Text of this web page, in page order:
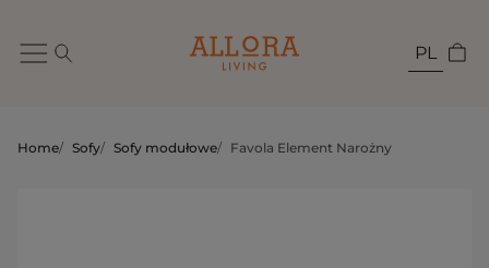
PL
Home/ Sofy/ Sofy modułowe/ Favola Element Narożny